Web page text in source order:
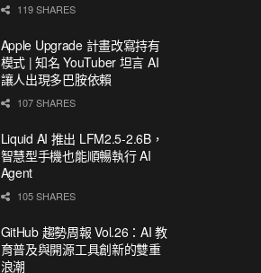
119 SHARES
Apple Upgrade 計畫改寫持有
模式 | 知名 YouTuber 坦言 AI
讓人出現多巴胺依賴
107 SHARES
Liquid AI 推出 LFM2.5-2.6B，
智慧型手機也能順暢執行 AI
Agent
105 SHARES
GitHub 趨勢周報 Vol.26：AI 教
育普及與開源工具創新的雙重
浪潮